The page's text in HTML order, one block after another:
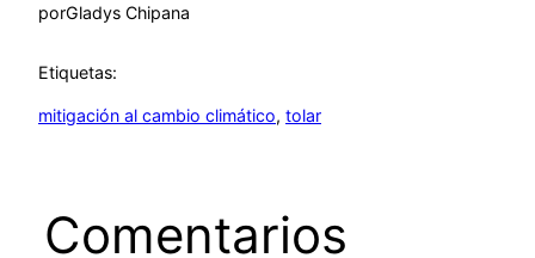
porGladys Chipana
Etiquetas:
mitigación al cambio climático, tolar
Comentarios